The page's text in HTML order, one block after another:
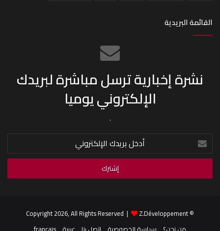
القائمة البريدية
نشرة إخبارية ترسل مباشرة لبريدك
الإلكتروني يوميا
.
أدخل
بريدك
الإلكتروني
© Copyright 2026, All Rights Reserved |
Z.Développement